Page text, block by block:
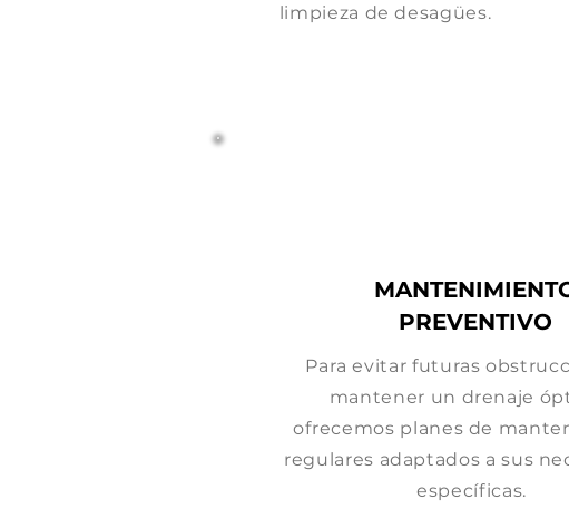
limpieza de desagües.
PREVENTIVO
Para evitar futuras
mantener un drenaje
ofrecemos planes de
regulares adaptados a sus
específicas.